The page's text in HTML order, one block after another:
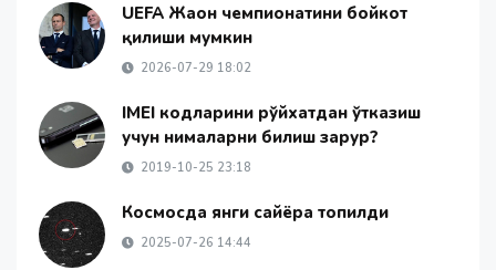
UEFA Жаҳон чемпионатини бойкот
қилиши мумкин
2026-07-29 18:02
IMEI кодларини рўйхатдан ўтказиш
учун нималарни билиш зарур?
2019-10-25 23:18
Космосда янги сайёра топилди
2025-07-26 14:44